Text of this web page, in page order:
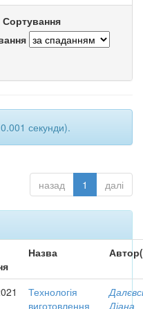
Сортування
секунди).
назад 1 далі
Назва
Технологія
виготовлення
Діана